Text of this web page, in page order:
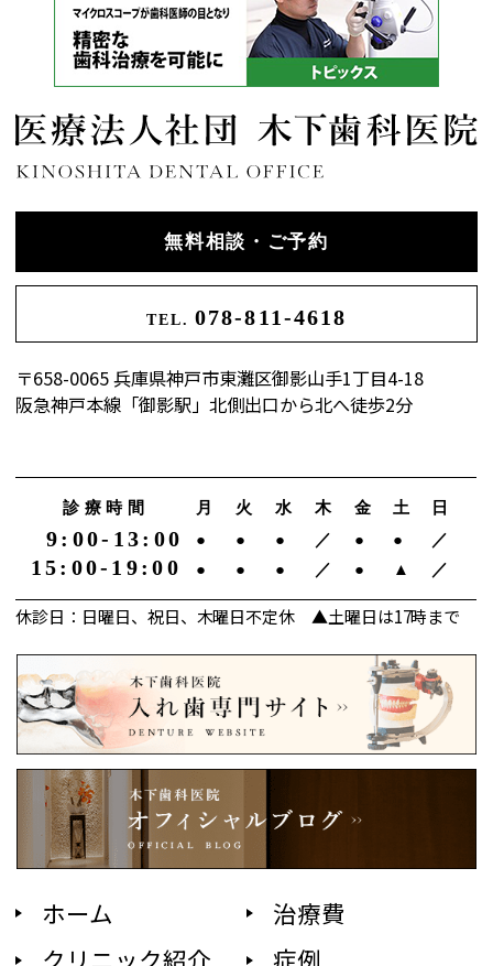
TEL. 078-811-4618
無料相談・ご予約
〒658-0065 兵庫県神戸市東灘区御影山手1丁目4-18
阪急神戸本線「御影駅」北側出口から北へ徒歩2分
診療時間 月 火 水 木 金 土 日
9:00-13:00 ● ● ● ／ ● ● ／
15:00-19:00 ● ● ● ／ ● ▲ ／
休診日：日曜日、祝日、木曜日不定休 ▲土曜日は17時まで
ホーム
クリニック紹介
治療費
症例